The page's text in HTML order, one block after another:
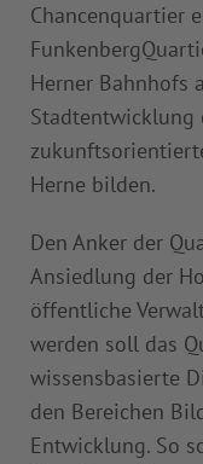
Chancenquartier
Herner Bahnhofs
Stadtentwicklung
Herne bilden.
Den Anker der
Ansiedlung der
öffentliche
werden soll das
wissensbasierte
den Bereichen
Entwicklung. So